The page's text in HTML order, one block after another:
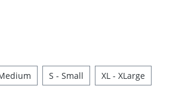
S - Small XL - XLarge